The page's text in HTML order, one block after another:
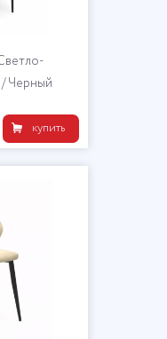
/ Черный
купить